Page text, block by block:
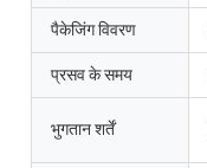
पैकेजिंग विवरण
प्रसव के समय
भुगतान शर्तें